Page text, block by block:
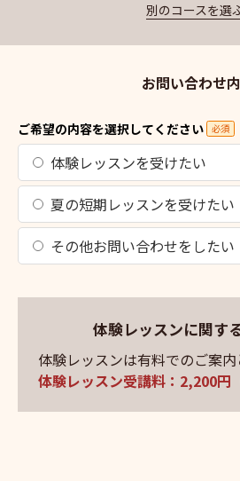
別のコースを選
お問い合わせ
ご希望の内容を選択してください 必須
体験レッスンを受けたい
夏の短期レッスンを受けたい
その他お問い合わせをしたい
体験レッスンに関す
体験レッスンは有料でのご案内
体験レッスン受講料：2,200円